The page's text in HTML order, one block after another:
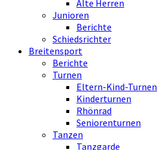
Alte Herren
Junioren
Berichte
Schiedsrichter
Breitensport
Berichte
Turnen
Eltern-Kind-Turnen
Kinderturnen
Rhönrad
Seniorenturnen
Tanzen
Tanzgarde